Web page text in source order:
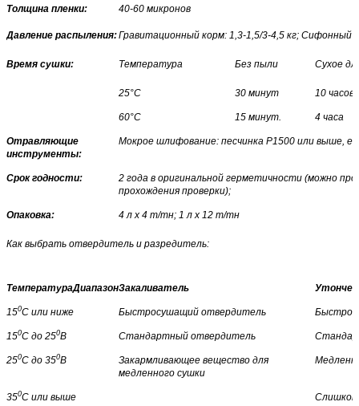
Толщина пленки: 40-60 микронов
Давление распыления:Гравитационный корм: 1,3-1,5/3-4,5 кг; Сифонный
Время сушки: Температура Без пыли Сухое
25°C 30 минут 10 часов
60°C 15 минут. 4 часа
Отравляющие
инструменты:
Мокрое шлифование: песчинка P1500 или выше,
Срок годности:
2 года в оригинальной герметичности (можно
прохождения проверки);
Опаковка: 4 л х 4 т/тн; 1 л х 12 т/тн
Как выбрать отвердитель и разредитель:
ТемператураДиапазонЗакаливатель
150C или ниже Быстросушащий отвердитель
150С до 250В Стандартный отвердитель
250С до 350В
Закармливающее вещество для
медленного сушки
350C или выше Слишком